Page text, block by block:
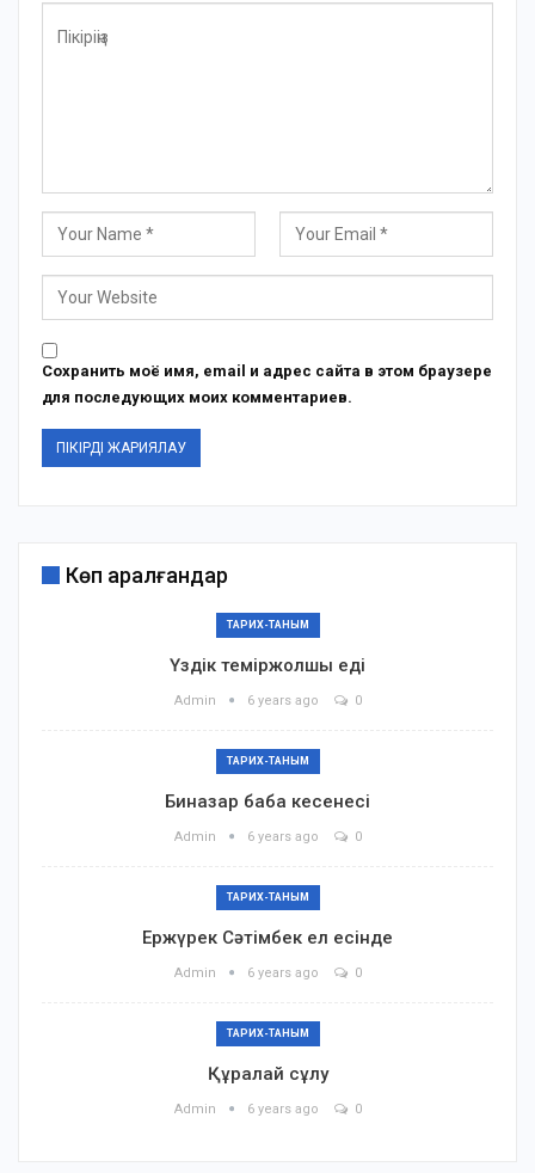
Сохранить моё имя, email и адрес сайта в этом браузере
для последующих моих комментариев.
Көп қаралғандар
ТАРИХ-ТАНЫМ
Үздік теміржолшы еді
Admin 6 years ago 0
ТАРИХ-ТАНЫМ
Биназар баба кесенесі
Admin 6 years ago 0
ТАРИХ-ТАНЫМ
Ержүрек Сәтімбек ел есінде
Admin 6 years ago 0
ТАРИХ-ТАНЫМ
Құралай сұлу
Admin 6 years ago 0